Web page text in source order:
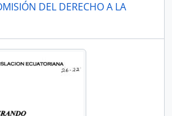
DEL DERECHO A LA